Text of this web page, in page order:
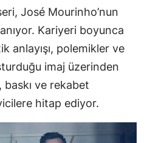
José Mourinho’nun
Kariyeri boyunca
anlayışı, polemikler ve
imaj üzerinden
baskı ve rekabet
hitap ediyor.